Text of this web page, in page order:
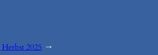
2025 →